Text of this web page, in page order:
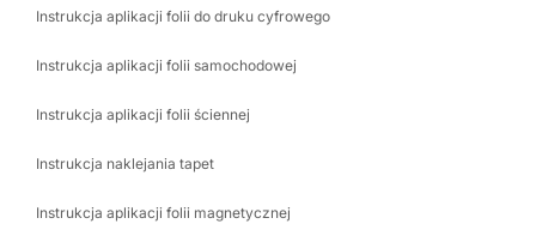
Instrukcja aplikacji folii do druku cyfrowego
Instrukcja aplikacji folii samochodowej
Instrukcja aplikacji folii ściennej
Instrukcja naklejania tapet
Instrukcja aplikacji folii magnetycznej